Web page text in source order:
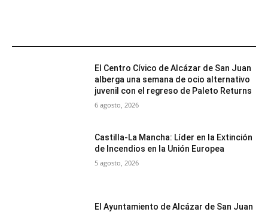
El Centro Cívico de Alcázar de San Juan
alberga una semana de ocio alternativo
juvenil con el regreso de Paleto Returns
6 agosto, 2026
Castilla-La Mancha: Líder en la Extinción
de Incendios en la Unión Europea
5 agosto, 2026
El Ayuntamiento de Alcázar de San Juan